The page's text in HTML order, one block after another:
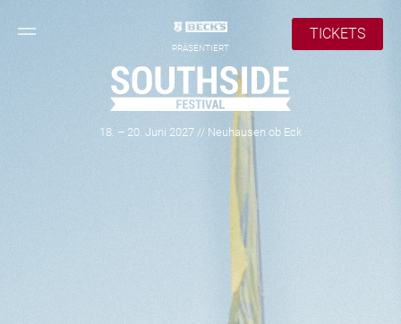
PRÄSENTIERT
TICKETS
18. – 20. Juni 2027 // Neuhausen ob Eck